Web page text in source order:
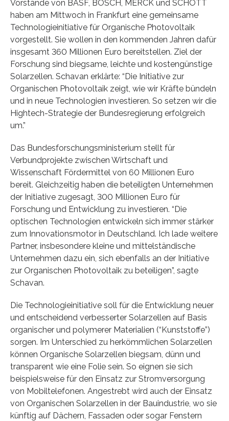
Vorstände von BASF, BOSCH, MERCK und SCHOTT
haben am Mittwoch in Frankfurt eine gemeinsame
Technologieinitiative für Organische Photovoltaik
vorgestellt. Sie wollen in den kommenden Jahren dafür
insgesamt 360 Millionen Euro bereitstellen. Ziel der
Forschung sind biegsame, leichte und kostengünstige
Solarzellen. Schavan erklärte: “Die Initiative zur
Organischen Photovoltaik zeigt, wie wir Kräfte bündeln
und in neue Technologien investieren. So setzen wir die
Hightech-Strategie der Bundesregierung erfolgreich
um.”
Das Bundesforschungsministerium stellt für
Verbundprojekte zwischen Wirtschaft und
Wissenschaft Fördermittel von 60 Millionen Euro
bereit. Gleichzeitig haben die beteiligten Unternehmen
der Initiative zugesagt, 300 Millionen Euro für
Forschung und Entwicklung zu investieren. “Die
optischen Technologien entwickeln sich immer stärker
zum Innovationsmotor in Deutschland. Ich lade weitere
Partner, insbesondere kleine und mittelständische
Unternehmen dazu ein, sich ebenfalls an der Initiative
zur Organischen Photovoltaik zu beteiligen”, sagte
Schavan.
Die Technologieinitiative soll für die Entwicklung neuer
und entscheidend verbesserter Solarzellen auf Basis
organischer und polymerer Materialien (“Kunststoffe”)
sorgen. Im Unterschied zu herkömmlichen Solarzellen
können Organische Solarzellen biegsam, dünn und
transparent wie eine Folie sein. So eignen sie sich
beispielsweise für den Einsatz zur Stromversorgung
von Mobiltelefonen. Angestrebt wird auch der Einsatz
von Organischen Solarzellen in der Bauindustrie, wo sie
künftig auf Dächern, Fassaden oder sogar Fenstern